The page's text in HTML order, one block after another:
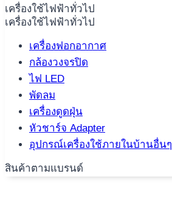
เครื่องใช้ไฟฟ้าทั่วไป
เครื่องใช้ไฟฟ้าทั่วไป
เครื่องฟอกอากาศ
กล้องวงจรปิด
ไฟ LED
พัดลม
เครื่องดูดฝุ่น
หัวชาร์จ Adapter
อุปกรณ์เครื่องใช้ภายในบ้านอื่นๆ
สินค้าตามแบรนด์